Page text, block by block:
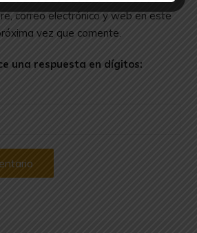
correo electrónico y web en este
vez que comente.
una respuesta en dígitos: